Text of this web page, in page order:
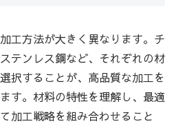
工方法が大きく異なります。チ
テンレス鋼など、それぞれの材
択することが、高品質な加工を
す。材料の特性を理解し、最適
加工戦略を組み合わせること